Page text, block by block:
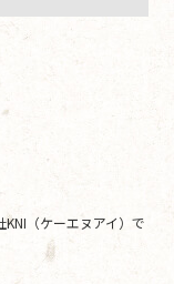
（ケーエヌアイ）で